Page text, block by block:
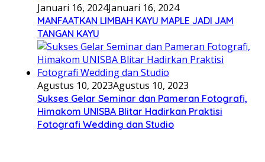
Januari 16, 2024Januari 16, 2024
MANFAATKAN LIMBAH KAYU MAPLE JADI JAM
TANGAN KAYU
Agustus 10, 2023Agustus 10, 2023
Sukses Gelar Seminar dan Pameran Fotografi,
Himakom UNISBA Blitar Hadirkan Praktisi
Fotografi Wedding dan Studio